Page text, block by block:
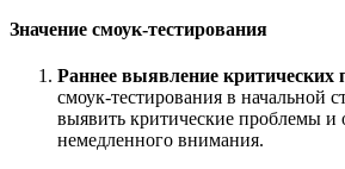
Значение смоук-тестирования
Раннее выявление критических
смоук-тестирования в начальной
выявить критические проблемы
немедленного внимания.